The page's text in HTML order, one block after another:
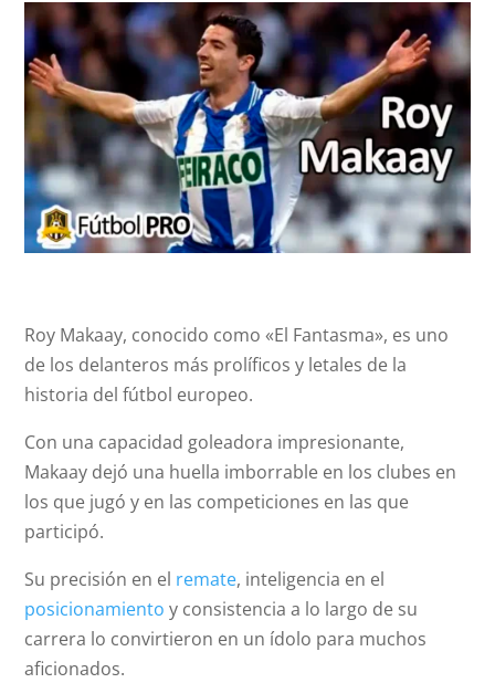
Roy Makaay, conocido como «El Fantasma», es uno
de los delanteros más prolíficos y letales de la
historia del fútbol europeo.
Con una capacidad goleadora impresionante,
Makaay dejó una huella imborrable en los clubes en
los que jugó y en las competiciones en las que
participó.
Su precisión en el remate, inteligencia en el
posicionamiento y consistencia a lo largo de su
carrera lo convirtieron en un ídolo para muchos
aficionados.